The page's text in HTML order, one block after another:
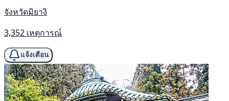
จังหวัดมิยางิ
3,352 เหตุการณ์
แจ้งเตือน